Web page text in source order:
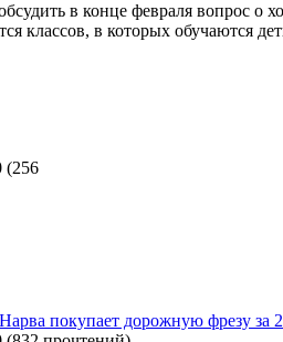
в конце февраля вопрос о
классов, в которых обучаются
(256
покупает дорожную фрезу за